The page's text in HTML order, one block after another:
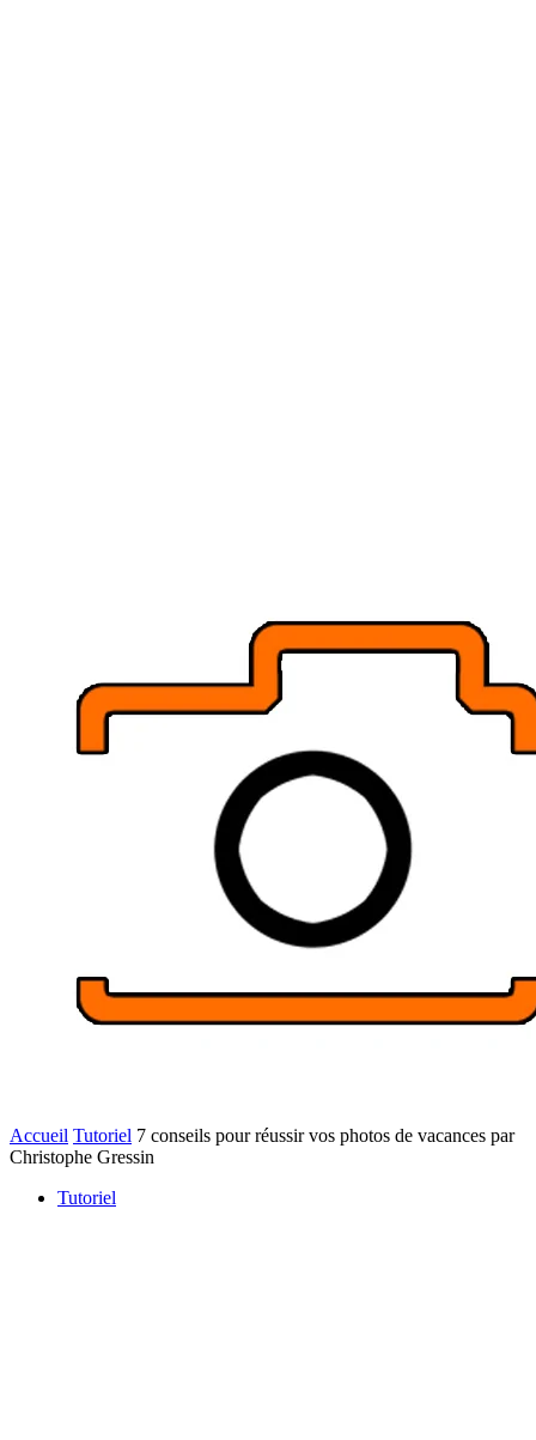
Accueil Tutoriel 7 conseils pour réussir vos photos de vacances par
Christophe Gressin
Tutoriel